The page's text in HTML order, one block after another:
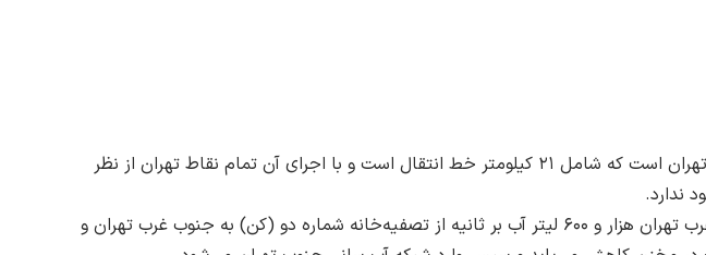
مدیرعامل شرکت آب و فاضلاب استان تهران تصریح کرد: این طرح، بخشی از طرح جامع آب‌رسانی تهران است که شامل ٢١ کیلومتر خط انتقال است و با اجرای آن تمام نقاط تهران از نظر
ندارد.
پرورش به تشریح جزییات طرح یاد شده پرداخت و گفت: در بخش نخست طرح سلامت از شمال غرب تهران هزار و ۶۰۰ لیتر آب بر ثانیه از تصفیه‌خانه شماره دو (کن) به جنوب غرب تهران و